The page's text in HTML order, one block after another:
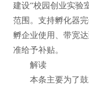
建设“校园创业实验
范围。支持孵化器
孵企业使用、带宽
准给予补贴。
解读
本条主要为了鼓